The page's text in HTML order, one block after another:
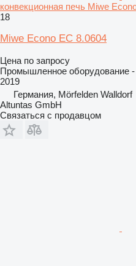
конвекционная печь Miwe
18
Miwe Econo EC 8.0604
Цена по запросу
Промышленное оборудование -
2019
Германия, Mörfelden Walldorf
Altuntas GmbH
Связаться с продавцом